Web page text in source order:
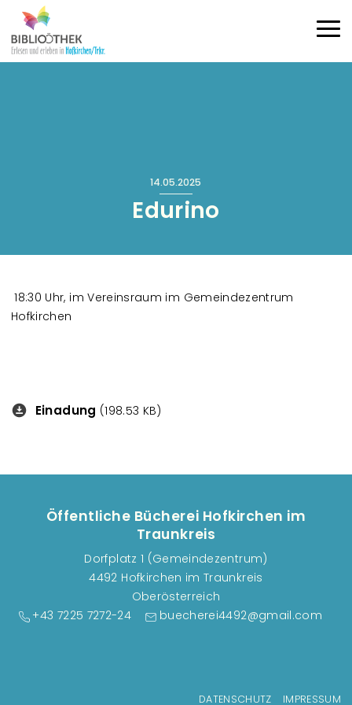
14.05.2025
Edurino
18:30 Uhr, im Vereinsraum im Gemeindezentrum
Hofkirchen
Downloads
Einadung (198.53 KB)
Öffentliche Bücherei Hofkirchen im
Traunkreis
Dorfplatz 1 (Gemeindezentrum)
4492 Hofkirchen im Traunkreis
Oberösterreich
+43 7225 7272-24
buecherei4492@gmail.com
DATENSCHUTZ IMPRESSUM